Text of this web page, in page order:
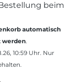
beim
automatisch
werden.
10:59 Uhr. Nur